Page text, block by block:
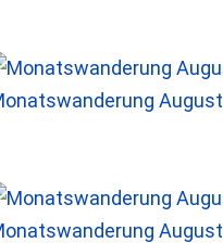
August
August